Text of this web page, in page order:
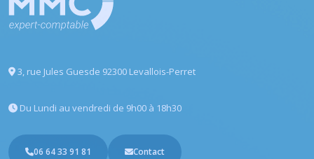
3, rue Jules Guesde 92300 Levallois-Perret
Du Lundi au vendredi de 9h00 à 18h30
06 64 33 91 81 Contact